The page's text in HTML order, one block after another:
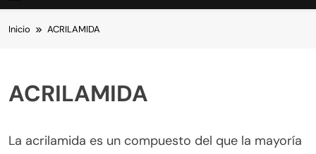
Inicio ACRILAMIDA
ACRILAMIDA
La acrilamida es un compuesto del que la mayoría